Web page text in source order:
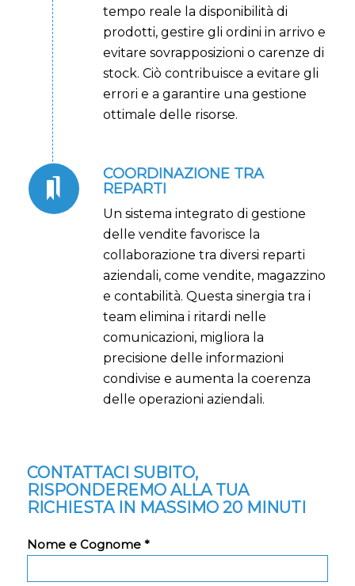
tempo reale la disponibilità di
prodotti, gestire gli ordini in arrivo e
evitare sovrapposizioni o carenze di
stock. Ciò contribuisce a evitare gli
errori e a garantire una gestione
ottimale delle risorse.
COORDINAZIONE TRA
REPARTI
Un sistema integrato di gestione
delle vendite favorisce la
collaborazione tra diversi reparti
aziendali, come vendite, magazzino
e contabilità. Questa sinergia tra i
team elimina i ritardi nelle
comunicazioni, migliora la
precisione delle informazioni
condivise e aumenta la coerenza
delle operazioni aziendali.
CONTATTACI SUBITO,
RISPONDEREMO ALLA TUA
RICHIESTA IN MASSIMO 20 MINUTI
Nome e Cognome *